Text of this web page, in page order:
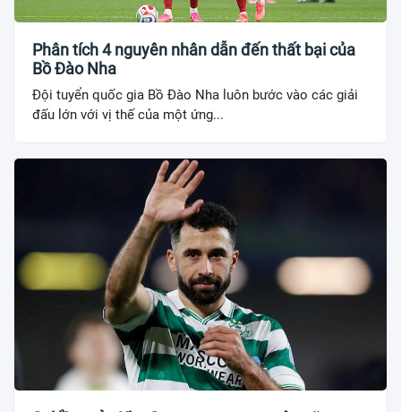
Phân tích 4 nguyên nhân dẫn đến thất bại của
Bồ Đào Nha
Đội tuyển quốc gia Bồ Đào Nha luôn bước vào các giải
đấu lớn với vị thế của một ứng...